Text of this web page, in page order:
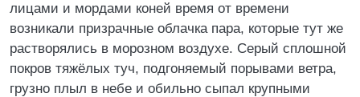
лицами и мордами коней время от времени
возникали призрачные облачка пара, которые тут же
растворялись в морозном воздухе. Серый сплошной
покров тяжёлых туч, подгоняемый порывами ветра,
грузно плыл в небе и обильно сыпал крупными